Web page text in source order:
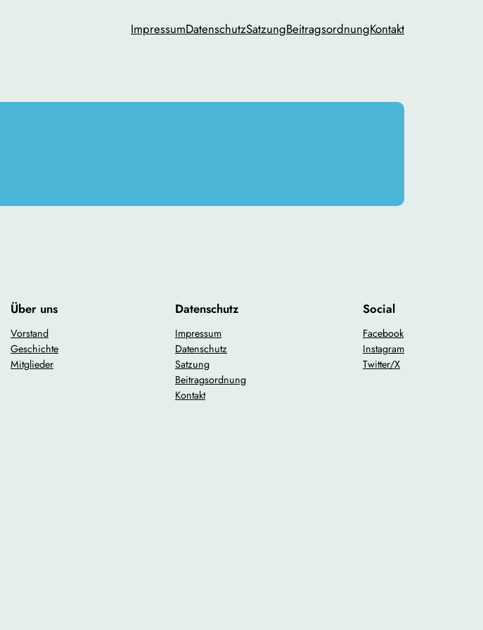
ImpressumDatenschutzSatzungBeitragsordnungKontakt
Über uns
Vorstand
Geschichte
Mitglieder
Datenschutz
Impressum
Datenschutz
Satzung
Beitragsordnung
Kontakt
Social
Facebook
Instagram
Twitter/X